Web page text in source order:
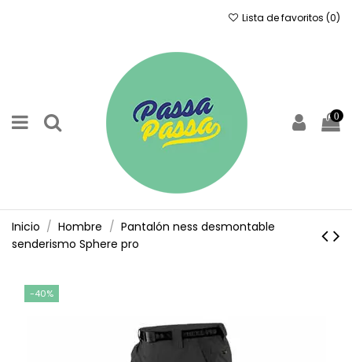
Lista de favoritos (0)
0
Inicio Hombre
Pantalón ness desmontable
senderismo Sphere pro
-40%